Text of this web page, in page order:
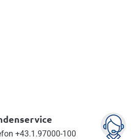
+43.1.97000-100